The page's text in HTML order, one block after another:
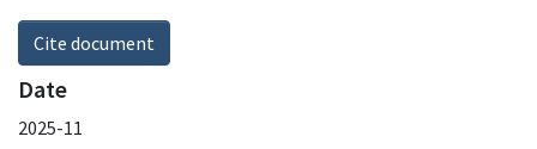
Cite document
Date
2025-11